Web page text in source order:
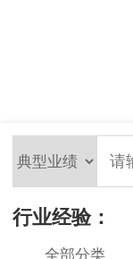
行业经验：
全部分类